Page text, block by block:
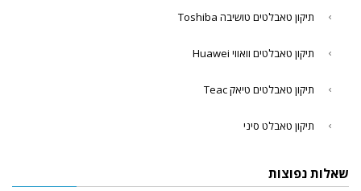
תיקון טאבלטים טושיבה Toshiba
תיקון טאבלטים וואווי Huawei
תיקון טאבלטים טיאק Teac
תיקון טאבלט סיני
שאלות נפוצות